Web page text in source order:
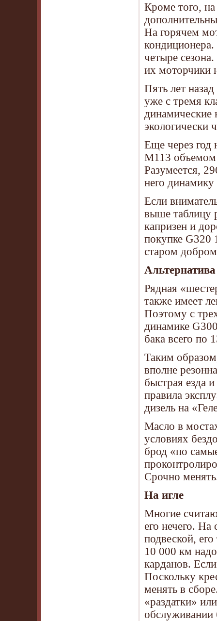
Кроме того, на
На горячем
четыре
их моторчики
Пять лет
уже с тремя
динамические
экологически
Еще через год
М113 объемом
Разумеется,
него
Если
выше таблицу
капризен и
покупке G320
старом
Рядная
также имеет
Поэтому с
динамике
бака всего по
Таким
вполне
быстрая езда
правила
дизель на
Масло в
условиях
брод «по
Срочно
На игле
Многие
его нечего.
подвеской,
10 000 км
карданов.
Поскольку
менять в
«раздатки»
обслуживании